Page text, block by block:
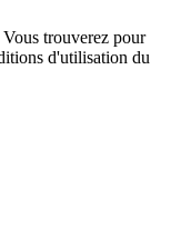
trouverez pour
d'utilisation du